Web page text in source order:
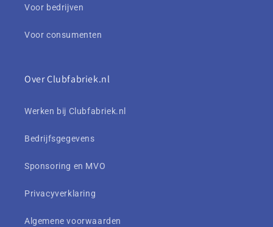
Voor bedrijven
Voor consumenten
Over Clubfabriek.nl
Werken bij Clubfabriek.nl
Bedrijfsgegevens
Sponsoring en MVO
Privacyverklaring
Algemene voorwaarden